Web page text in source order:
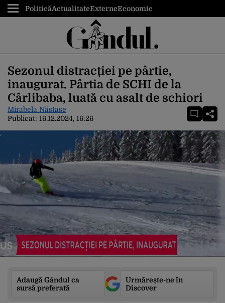
PoliticăActualitateExterneEconomic
Sezonul distracției pe pârtie,
inaugurat. Pârtia de SCHI de la
Cârlibaba, luată cu asalt de schiori
Mirabela Năstase
Publicat: 16.12.2024, 16:26
Adaugă Gândul ca
sursă preferată
Urmărește-ne în
Discover